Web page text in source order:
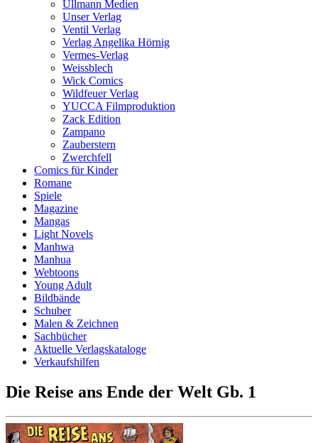
Ullmann Medien
Unser Verlag
Ventil Verlag
Verlag Angelika Hörnig
Vermes-Verlag
Weissblech
Wick Comics
Wildfeuer Verlag
YUCCA Filmproduktion
Zack Edition
Zampano
Zauberstern
Zwerchfell
Comics für Kinder
Romane
Spiele
Magazine
Mangas
Light Novels
Manhwa
Manhua
Webtoons
Young Adult
Bildbände
Schuber
Malen & Zeichnen
Sachbücher
Aktuelle Verlagskataloge
Verkaufshilfen
Die Reise ans Ende der Welt Gb. 1